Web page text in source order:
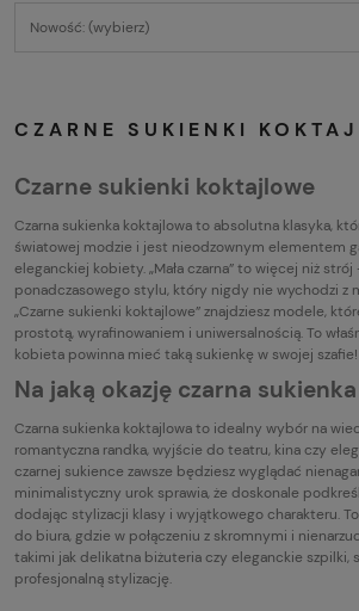
Nowość: (wybierz)
CZARNE SUKIENKI
Czarne sukienki koktajlowe
Czarna sukienka koktajlowa to absolutna klasyka,
światowej modzie i jest nieodzownym elementem
eleganckiej kobiety. „Mała czarna” to więcej niż
ponadczasowego stylu, który nigdy nie wychodzi z
„Czarne sukienki koktajlowe” znajdziesz modele,
prostotą, wyrafinowaniem i uniwersalnością. To
kobieta powinna mieć taką sukienkę w swojej szafie!
Na jaką okazję czarna
Czarna sukienka koktajlowa to idealny wybór na
romantyczna randka, wyjście do teatru, kina czy
czarnej sukience zawsze będziesz wyglądać
minimalistyczny urok sprawia, że doskonale
dodając stylizacji klasy i wyjątkowego charakteru.
do biura, gdzie w połączeniu z skromnymi i
takimi jak delikatna biżuteria czy eleganckie szpilki,
profesjonalną stylizację.